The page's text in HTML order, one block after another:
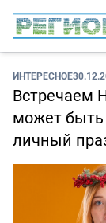
ИНТЕРЕСНОЕ
Встречаем
может быть
личный